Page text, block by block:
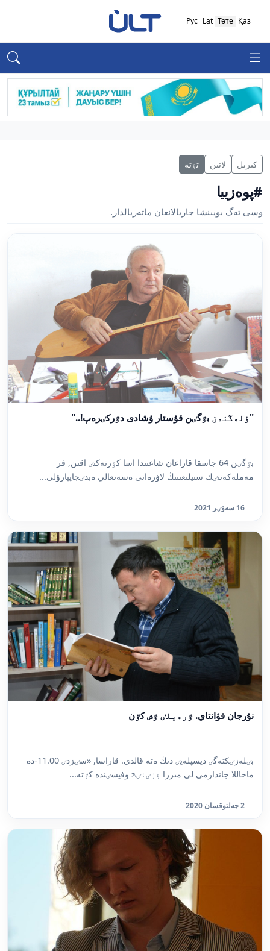
Қаз
Төте
Lat
Рус
كىرىل لاتىن تٶتە
#پوەزييا
وسى تەگ بويىنشا جاريالانعان ماتەريالدار.
"ٶلەڭنەن بٷگٸن قۇستار ۇشادى دٷركٸرەپ!.."
بٷگٸن 64 جاسقا قاراعان شاعىندا اسا كٶرنەكتٸ اقىن, قر
مەملەكەتتٸك سىيلىعىنىڭ لاۋرەاتى ەسەنعالي ەبدٸجاپپارۇلى...
16 سەۋٸر 2021
نۇرجان قۋانتاي. ٷرەيلٸ ٷش كٷن
بٸلەزٸكتەگٸ ديسپلەيٸ دىڭ ەتە قالدى. قاراسا, «سٸزدٸ 11.00-دە
ماحاللا جاندارمى لي مىرزا ٶزٸنٸڭ وفيسٸندە كٷتە...
2 جەلتوقسان 2020